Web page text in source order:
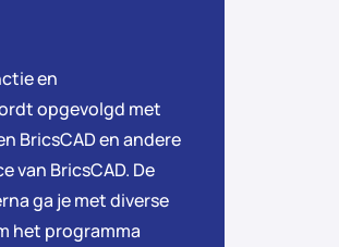
en
opgevolgd met
BricsCAD en andere
van BricsCAD. De
ga je met diverse
het programma